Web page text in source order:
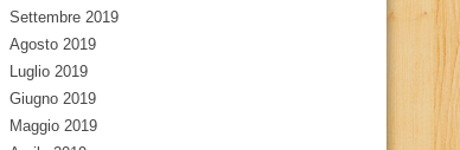
Settembre 2019
Agosto 2019
Luglio 2019
Giugno 2019
Maggio 2019